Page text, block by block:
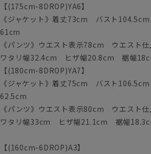
【(175cm-8DROP)YA6】
《ジャケット》着丈73cm バスト
61cm
《パンツ》ウエスト表示78cm ウエス
ワタリ幅32.4cm ヒザ幅20.8cm 裾幅
【(180cm-8DROP)YA7】
《ジャケット》着丈75cm バスト
62.5cm
《パンツ》ウエスト表示80cm ウエス
ワタリ幅33cm ヒザ幅21.1cm 裾幅
【(160cm-6DROP)A3】